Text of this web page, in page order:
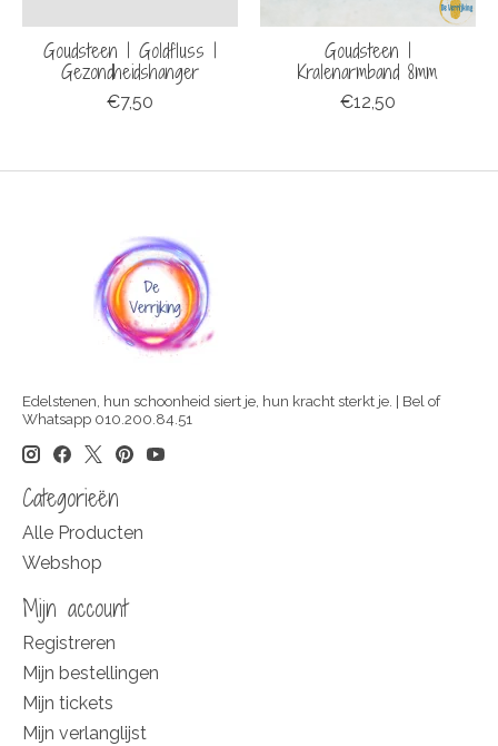
Goudsteen | Goldfluss |
Gezondheidshanger
€7,50
Goudsteen |
Kralenarmband 8mm
€12,50
Edelstenen, hun schoonheid siert je, hun kracht sterkt je. | Bel of
Whatsapp 010.200.84.51
Categorieën
Alle Producten
Webshop
Mijn account
Registreren
Mijn bestellingen
Mijn tickets
Mijn verlanglijst